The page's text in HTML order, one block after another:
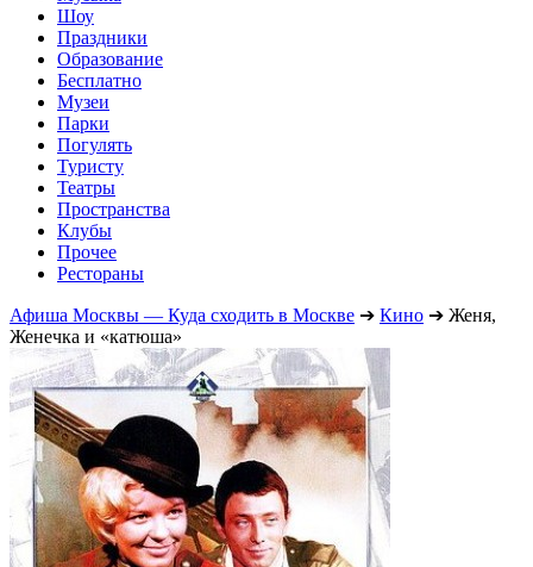
Шоу
Праздники
Образование
Бесплатно
Музеи
Парки
Погулять
Туристу
Театры
Пространства
Клубы
Прочее
Рестораны
Афиша Москвы — Куда сходить в Москве ➔ Кино ➔ Женя,
Женечка и «катюша»